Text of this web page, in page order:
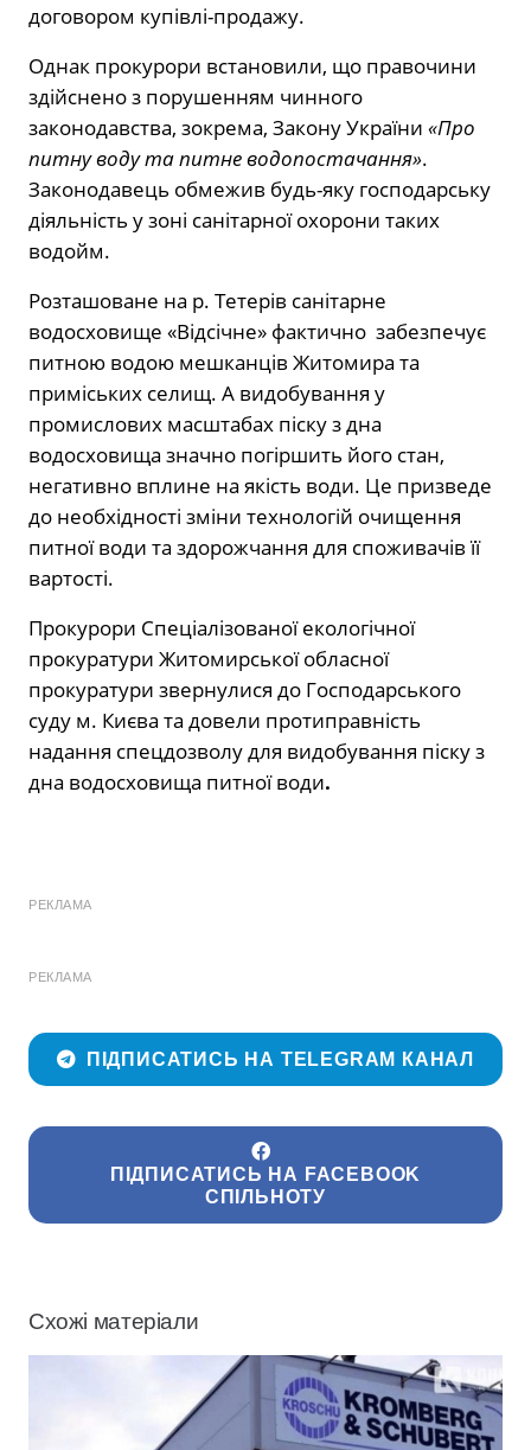
договором купівлі-продажу.
Однак прокурори встановили, що правочини
здійснено з порушенням чинного
законодавства, зокрема, Закону України «Про
питну воду та питне водопостачання».
Законодавець обмежив будь-яку господарську
діяльність у зоні санітарної охорони таких
водойм.
Розташоване на р. Тетерів санітарне
водосховище «Відсічне» фактично забезпечує
питною водою мешканців Житомира та
приміських селищ. А видобування у
промислових масштабах піску з дна
водосховища значно погіршить його стан,
негативно вплине на якість води. Це призведе
до необхідності зміни технологій очищення
питної води та здорожчання для споживачів її
вартості.
Прокурори Спеціалізованої екологічної
прокуратури Житомирської обласної
прокуратури звернулися до Господарського
суду м. Києва та довели протиправність
надання спецдозволу для видобування піску з
дна водосховища питної води.
РЕКЛАМА
РЕКЛАМА
ПІДПИСАТИСЬ НА TELEGRAM КАНАЛ
ПІДПИСАТИСЬ НА FACEBOOK
СПІЛЬНОТУ
Схожі матеріали